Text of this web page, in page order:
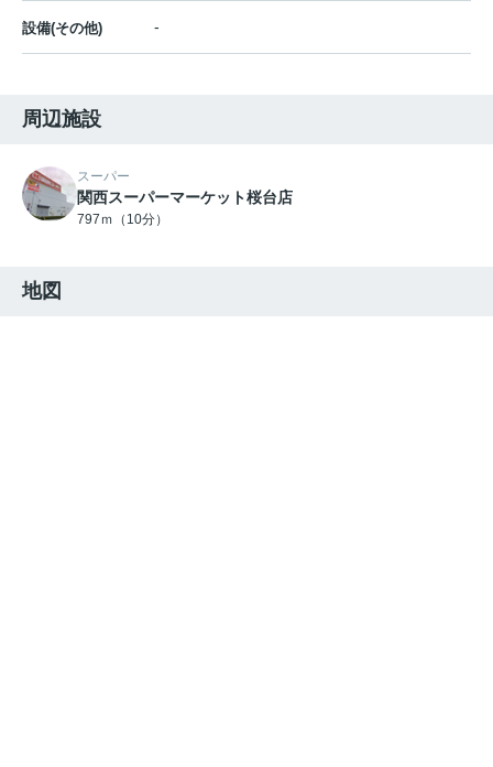
設備(その他) -
周辺施設
スーパー
関西スーパーマーケット桜台店
797ｍ（10分）
地図